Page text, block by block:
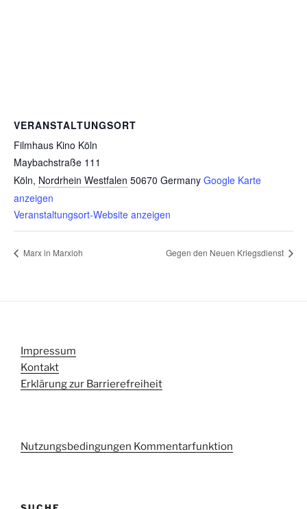
VERANSTALTUNGSORT
Filmhaus Kino Köln
Maybachstraße 111
Köln, Nordrhein Westfalen 50670 Germany Google Karte
anzeigen
Veranstaltungsort-Website anzeigen
Marx in Marxloh Gegen den Neuen Kriegsdienst
Impressum
Kontakt
Erklärung zur Barrierefreiheit
Nutzungsbedingungen Kommentarfunktion